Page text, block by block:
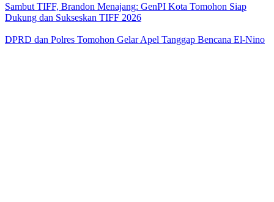
Sambut TIFF, Brandon Menajang: ​GenPI Kota Tomohon Siap
Dukung dan Sukseskan TIFF 2026
DPRD dan Polres Tomohon Gelar Apel Tanggap Bencana El-Nino